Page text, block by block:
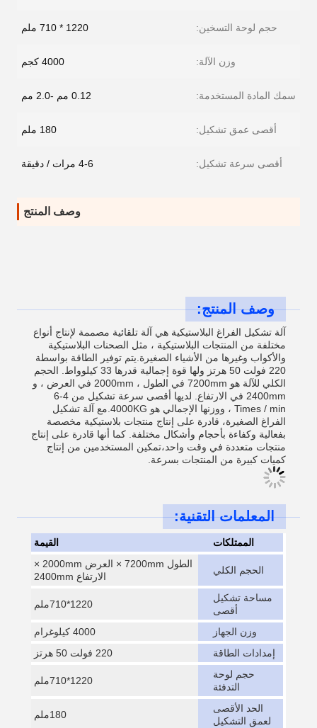
حجم لوحة التسخين: 1220 * 710 ملم
وزن الآلة: 4000 كجم
سمك المادة المستخدمة: 0.12 مم -2.0 مم
أقصى عمق تشكيل: 180 ملم
أقصى سرعة تشكيل: 4-6 مرات / دقيقة
وصف المنتج
وصف المنتج:
آلة تشكيل الفراغ البلاستيكية هي آلة تلقائية مصممة لإنتاج أنواع
مختلفة من المنتجات البلاستيكية ، مثل الصحنات البلاستيكية
والأكواب وغيرها من الأشياء الصغيرة.يتم توفير الطاقة بواسطة
220 فولت 50 هرتز ولها قوة إجمالية قدرها 33 كيلوواط. الحجم
الكلي للآلة هو 7200mm في الطول ، 2000mm في العرض ، و
2400mm في الارتفاع. لديها أقصى سرعة تشكيل من 4-6
Times / min ، ووزنها الإجمالي هو 4000KG.مع آلة تشكيل
الفراغ الصغيرة، قادرة على إنتاج منتجات بلاستيكية مخصصة
بفعالية وكفاءة بأحجام وأشكال مختلفة. كما أنها قادرة على إنتاج
منتجات متعددة في وقت واحد،تمكين المستخدمين من إنتاج
كميات كبيرة من المنتجات بسرعة.
المعلمات التقنية:
الممتلكات القيمة
الحجم الكلي
الطول 7200mm × العرض 2000mm ×
الارتفاع 2400mm
مساحة تشكيل
أقصى
1220*710ملم
وزن الجهاز
4000 كيلوغرام
إمدادات الطاقة
220 فولت 50 هرتز
حجم لوحة
التدفئة
1220*710ملم
الحد الأقصى
لعمق التشكيل
180ملم